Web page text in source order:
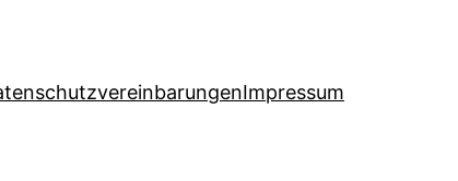
Impressum